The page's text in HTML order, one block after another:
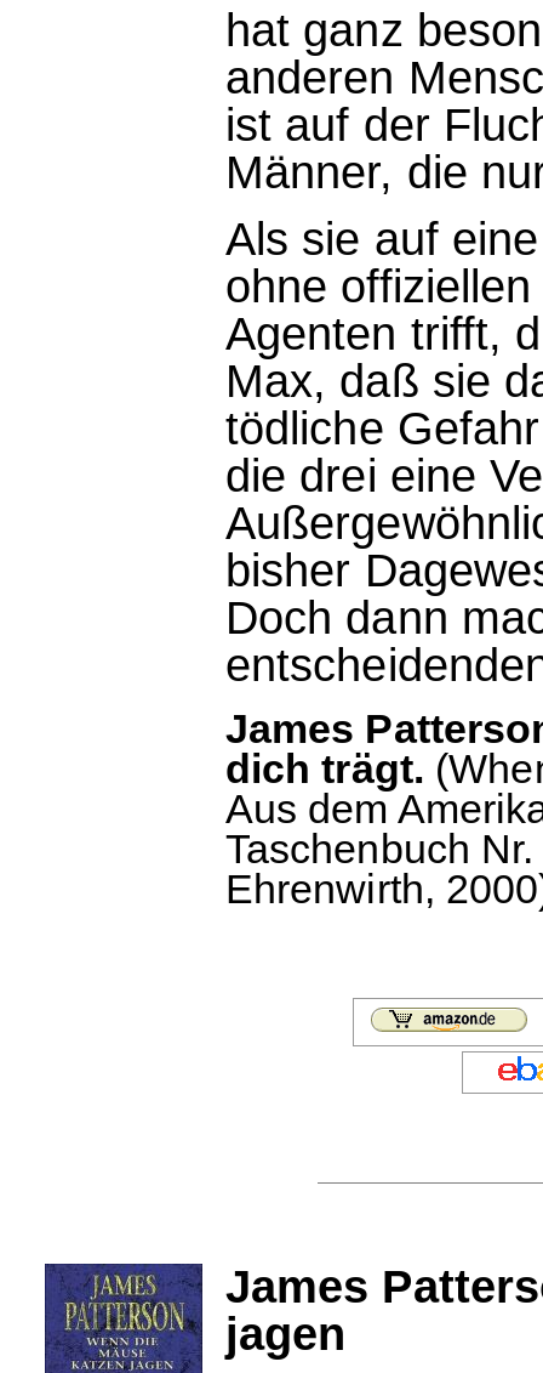
hat ganz
anderen
ist auf der
Männer, die
Als sie auf
ohne
Agenten trifft,
Max, daß sie
tödliche
die drei eine
bisher
Doch dann
James
dich trägt.
Aus dem
Taschenbuch
Ehrenwirth,
James
jagen